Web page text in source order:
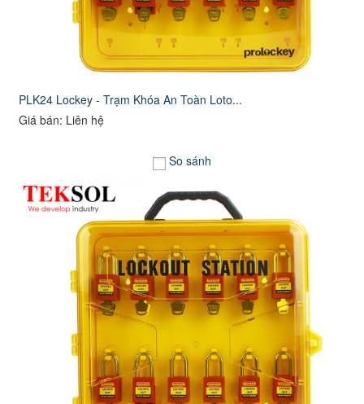
PLK24 Lockey - Trạm Khóa An Toàn Loto...
Giá bán: Liên hệ
So sánh